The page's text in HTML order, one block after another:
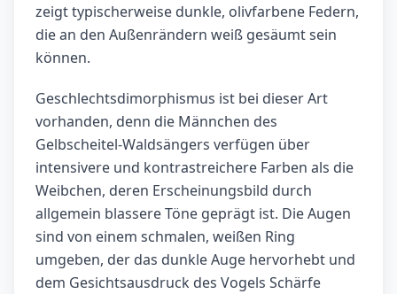
zeigt typischerweise dunkle, olivfarbene Federn,
die an den Außenrändern weiß gesäumt sein
können.
Geschlechtsdimorphismus ist bei dieser Art
vorhanden, denn die Männchen des
Gelbscheitel-Waldsängers verfügen über
intensivere und kontrastreichere Farben als die
Weibchen, deren Erscheinungsbild durch
allgemein blassere Töne geprägt ist. Die Augen
sind von einem schmalen, weißen Ring
umgeben, der das dunkle Auge hervorhebt und
dem Gesichtsausdruck des Vogels Schärfe